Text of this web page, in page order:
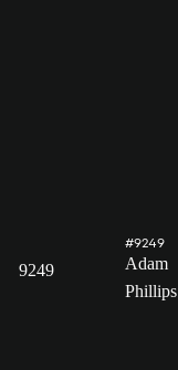
9249
#9249
Adam
Phillips